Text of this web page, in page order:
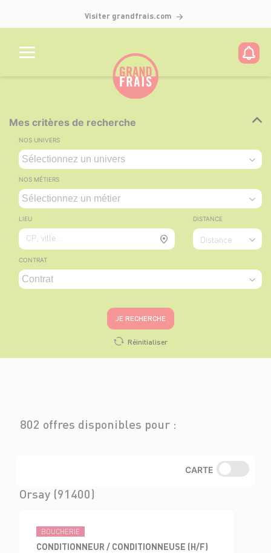
Visiter grandfrais.com
Mes critères de recherche
NOS UNIVERS
NOS MÉTIERS
LIEU
CP, ville...
DISTANCE
Distance
CONTRAT
JE RECHERCHE
Réinitialiser
802 offres disponibles pour :
CARTE
Orsay (91400)
BOUCHERIE
CONDITIONNEUR / CONDITIONNEUSE (H/F)